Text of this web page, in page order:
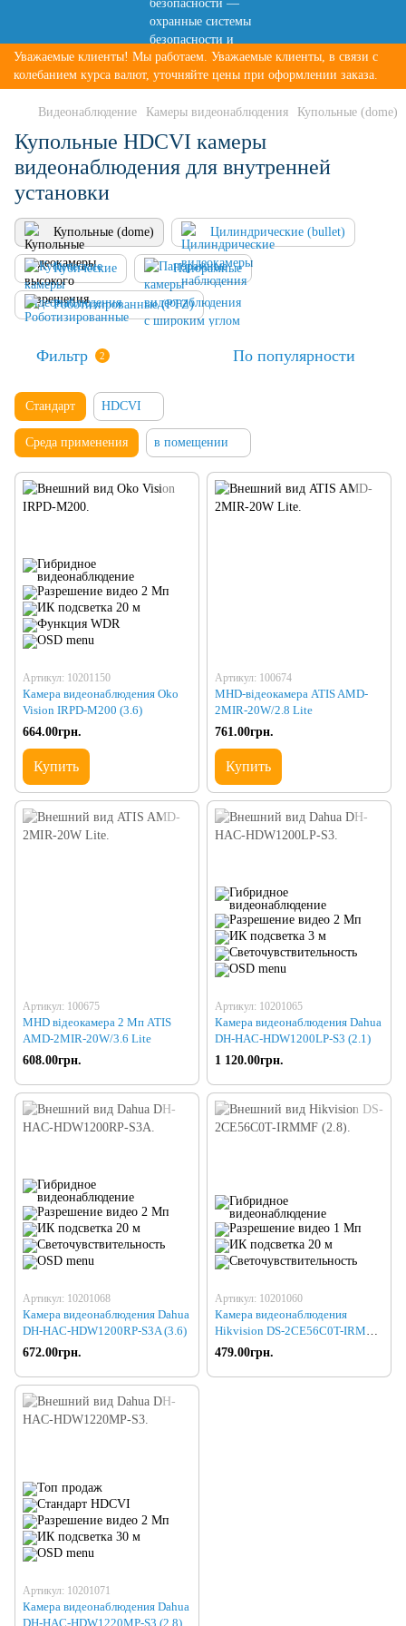
Уважаемые клиенты! Мы работаем. Уважаемые клиенты, в связи с
колебанием курса валют, уточняйте цены при оформлении заказа.
Видеонаблюдение Камеры видеонаблюдения Купольные (dome)
Купольные HDCVI камеры
видеонаблюдения для внутренней
установки
Купольные (dome) Цилиндрические (bullet)
Кубические Панорамные
Роботизированные (PTZ)
Фильтр 2 По популярности
Стандарт HDCVI
Среда применения в помещении
Артикул: 10201150
Камера видеонаблюдения Oko
Vision IRPD-M200 (3.6)
664.00грн.
Купить
Артикул: 100674
MHD-відеокамера ATIS AMD-
2MIR-20W/2.8 Lite
761.00грн.
Купить
Артикул: 100675
MHD відеокамера 2 Мп ATIS
AMD-2MIR-20W/3.6 Lite
608.00грн.
Артикул: 10201065
Камера видеонаблюдения Dahua
DH-HAC-HDW1200LP-S3 (2.1)
1 120.00грн.
Артикул: 10201068
Камера видеонаблюдения Dahua
DH-HAC-HDW1200RP-S3A (3.6)
672.00грн.
Артикул: 10201060
Камера видеонаблюдения
Hikvision DS-2CE56C0T-IRMMF
(2.8)
479.00грн.
Артикул: 10201071
Камера видеонаблюдения Dahua
DH-HAC-HDW1220MP-S3 (2.8)